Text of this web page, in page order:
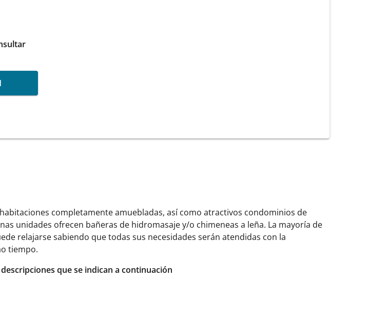
completamente amuebladas, así como atractivos condominios de
unidades ofrecen bañeras de hidromasaje y/o chimeneas a leña. La mayoría de
relajarse sabiendo que todas sus necesidades serán atendidas con la
tiempo.
que se indican a continuación